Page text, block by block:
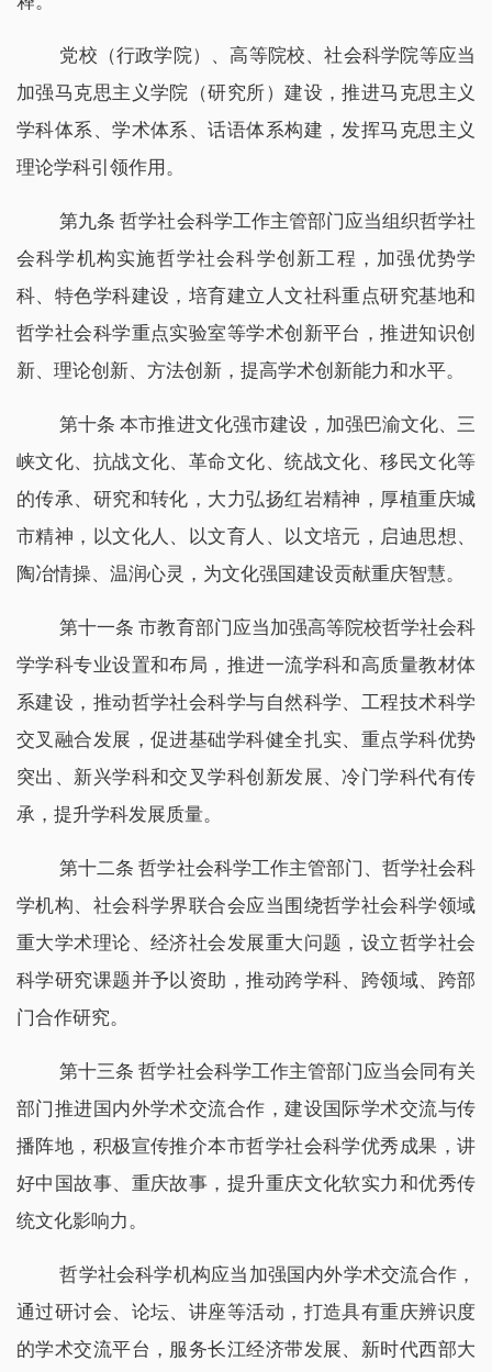
党校（行政学院）、高等院校、社会科学院等应当
加强马克思主义学院（研究所）建设，推进马克思主义
学科体系、学术体系、话语体系构建，发挥马克思主义
理论学科引领作用。
第九条 哲学社会科学工作主管部门应当组织哲学社
会科学机构实施哲学社会科学创新工程，加强优势学
科、特色学科建设，培育建立人文社科重点研究基地和
哲学社会科学重点实验室等学术创新平台，推进知识创
新、理论创新、方法创新，提高学术创新能力和水平。
第十条 本市推进文化强市建设，加强巴渝文化、三
峡文化、抗战文化、革命文化、统战文化、移民文化等
的传承、研究和转化，大力弘扬红岩精神，厚植重庆城
市精神，以文化人、以文育人、以文培元，启迪思想、
陶冶情操、温润心灵，为文化强国建设贡献重庆智慧。
第十一条 市教育部门应当加强高等院校哲学社会科
学学科专业设置和布局，推进一流学科和高质量教材体
系建设，推动哲学社会科学与自然科学、工程技术科学
交叉融合发展，促进基础学科健全扎实、重点学科优势
突出、新兴学科和交叉学科创新发展、冷门学科代有传
承，提升学科发展质量。
第十二条 哲学社会科学工作主管部门、哲学社会科
学机构、社会科学界联合会应当围绕哲学社会科学领域
重大学术理论、经济社会发展重大问题，设立哲学社会
科学研究课题并予以资助，推动跨学科、跨领域、跨部
门合作研究。
第十三条 哲学社会科学工作主管部门应当会同有关
部门推进国内外学术交流合作，建设国际学术交流与传
播阵地，积极宣传推介本市哲学社会科学优秀成果，讲
好中国故事、重庆故事，提升重庆文化软实力和优秀传
统文化影响力。
哲学社会科学机构应当加强国内外学术交流合作，
通过研讨会、论坛、讲座等活动，打造具有重庆辨识度
的学术交流平台，服务长江经济带发展、新时代西部大